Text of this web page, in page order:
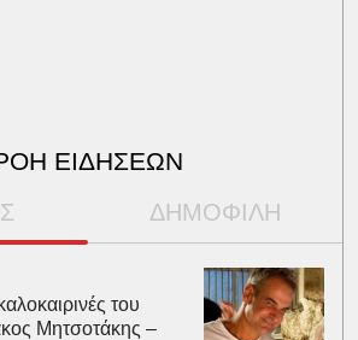
ΕΙΔΗΣΕΩΝ
ΔΗΜΟΦΙΛΗ
του
Μητσοτάκης –